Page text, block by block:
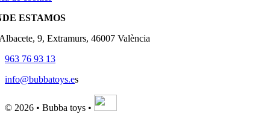
ESTAMOS
9, Extramurs, 46007 València
963 76 93 13
info@bubbatoys.es
© 2026 • Bubba toys •